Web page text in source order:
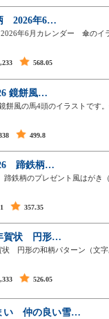
2026年6…
年6月カレンダー 傘のイ
568.05
鏡餅風…
餅風の馬4頭のイラストです
499.8
蹄鉄柄…
鉄柄のプレゼント風はがき
357.35
賀状 円形…
円形の和柄パターン（文字
526.05
い 仲の良い雪…